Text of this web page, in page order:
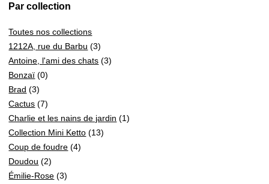
Par collection
Toutes nos collections
1212A, rue du Barbu (3)
Antoine, l'ami des chats (3)
Bonzaï (0)
Brad (3)
Cactus (7)
Charlie et les nains de jardin (1)
Collection Mini Ketto (13)
Coup de foudre (4)
Doudou (2)
Émilie-Rose (3)